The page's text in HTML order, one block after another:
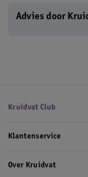
Advies door
Kruidvat Club
Klantenservice
Over Kruidvat